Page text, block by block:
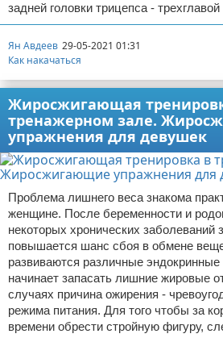
задней головки трицепса -
Ян Авдеев 29-05-2021 01:31
Как накачаться
Жиросжигающая
тренажерном зале.
упражнения для девушек
Проблема лишнего веса знакома
женщине. После беременности и
некоторых хронических заболеваний
повышается шанс сбоя в обмене
развиваются различные эндокринные
начинает запасать лишние жировые
случаях причина ожирения -
режима питания. Для того чтобы за
времени обрести стройную фигуру,